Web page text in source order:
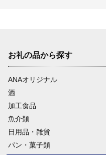
お礼の品から探す
ANAオリジナル
酒
加工食品
魚介類
日用品・雑貨
パン・菓子類